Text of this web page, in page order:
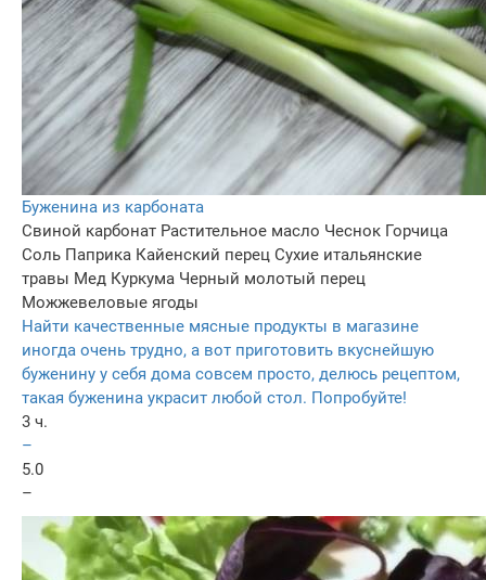
Буженина из карбоната
Свиной карбонат Растительное масло Чеснок Горчица
Соль Паприка Кайенский перец Сухие итальянские
травы Мед Куркума Черный молотый перец
Можжевеловые ягоды
Найти качественные мясные продукты в магазине
иногда очень трудно, а вот приготовить вкуснейшую
буженину у себя дома совсем просто, делюсь рецептом,
такая буженина украсит любой стол. Попробуйте!
3 ч.
–
5.0
–